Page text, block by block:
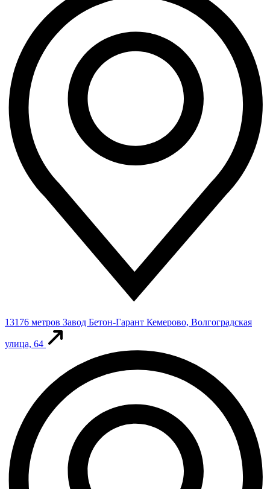
13176 метров Завод Бетон-Гарант Кемерово, Волгоградская
улица, 64